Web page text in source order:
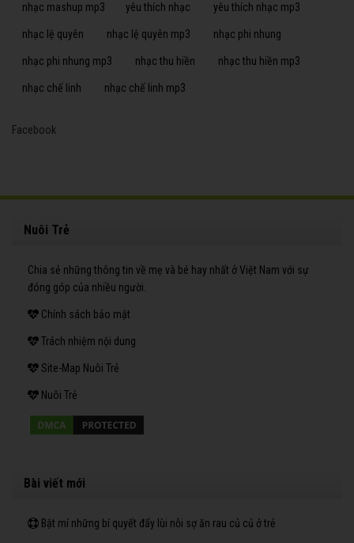
nhạc mashup mp3 yêu thích nhạc yêu thích nhạc mp3
nhạc lệ quyên nhạc lệ quyên mp3 nhạc phi nhung
nhạc phi nhung mp3 nhạc thu hiền nhạc thu hiền mp3
nhạc chế linh nhạc chế linh mp3
Facebook
Nuôi Trẻ
Chia sẻ những thông tin về mẹ và bé hay nhất ở Việt Nam với sự
đóng góp của nhiều người.
Chính sách bảo mật
Trách nhiệm nội dung
Site-Map Nuôi Trẻ
Nuôi Trẻ
Bài viết mới
Bật mí những bí quyết đẩy lùi nỗi sợ ăn rau củ củ ở trẻ